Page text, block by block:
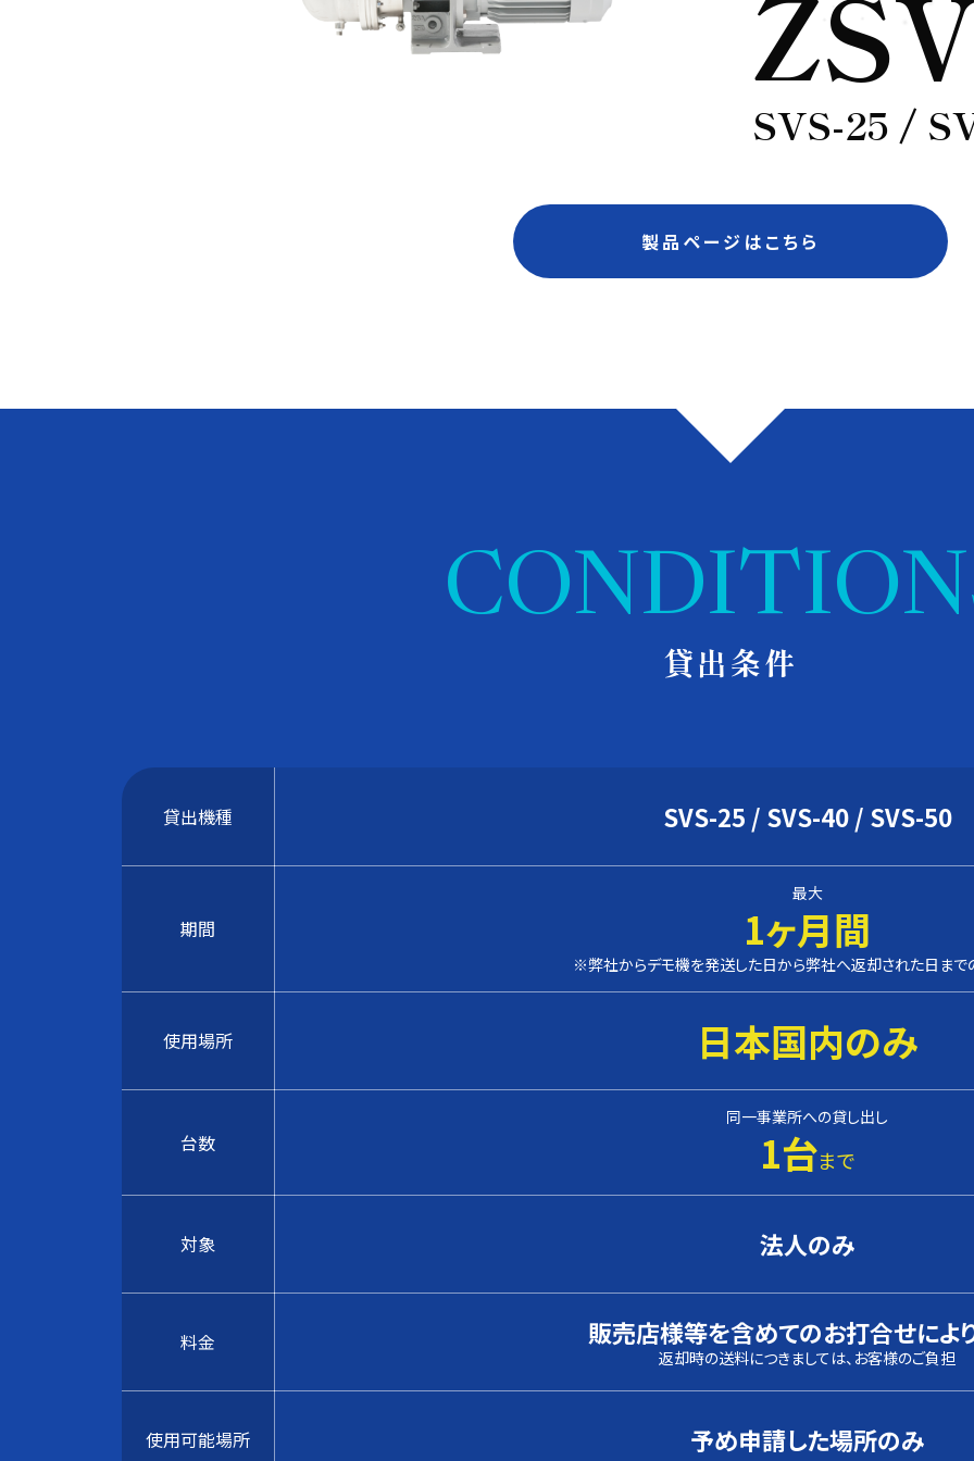
SVS-25 /
製品ページはこちら
貸出条件
貸出機種 SVS-25 / SVS-40 / SVS-50
期間
最大
1ヶ月間
※弊社からデモ機を発送した日から弊社へ返却された日まで
使用場所 日本国内のみ
台数
同一事業所への貸し出し
1台まで
対象 法人のみ
料金 販売店様等を含めてのお打合せによ
返却時の送料につきましては、お客様のご負担
使用可能場所 予め申請した場所のみ